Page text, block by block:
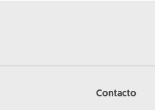
Contacto